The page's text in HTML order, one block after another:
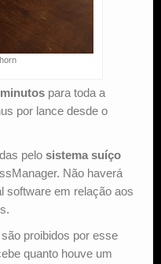
para toda a
por lance desde o
pelo sistema suíço
Não haverá
software em relação aos
proibidos por esse
quanto houve um